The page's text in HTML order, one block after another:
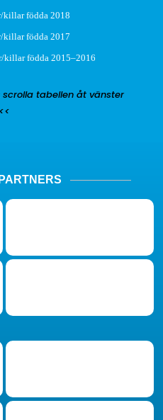
födda 2018
födda 2017
killar födda 2015–2016
tabellen åt vänster
<<